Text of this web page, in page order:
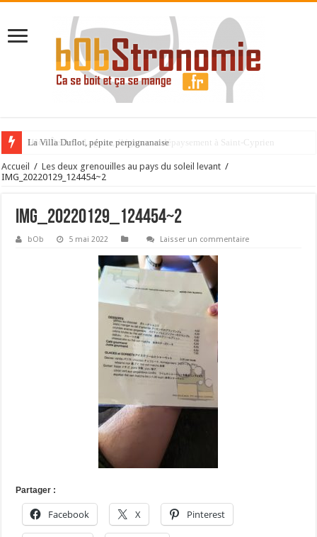
La Villa Duflot, pépite perpignanaise
Accueil / Les deux grenouilles au pays du soleil levant /
IMG_20220129_124454~2
IMG_20220129_124454~2
bOb 5 mai 2022 Laisser un commentaire
Partager :
Facebook X Pinterest